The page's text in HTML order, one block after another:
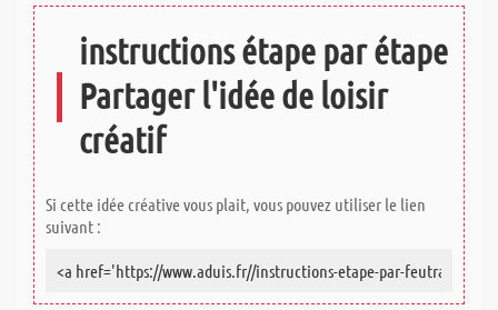
instructions étape par étape
Partager l'idée de loisir
créatif
Si cette idée créative vous plait, vous pouvez utiliser le lien
suivant :